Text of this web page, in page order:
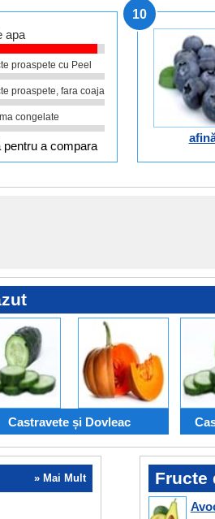
apa
proaspete cu Peel
proaspete, fara coaja
congelate
pentru a compara
10
Castravete și Dovleac
» Mai Mult Fructe